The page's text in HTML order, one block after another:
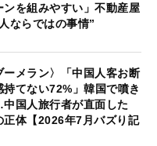
を組みやすい」不動産屋
ならではの事情”
ーメラン〉「中国人客お断
持てない72%」韓国で噴き
国人旅行者が直面した
正体【2026年7月バズり記